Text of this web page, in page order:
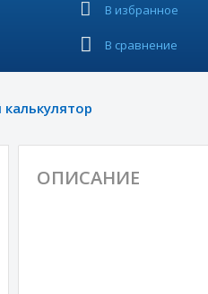
В избранное
В сравнение
ОПИСАНИЕ